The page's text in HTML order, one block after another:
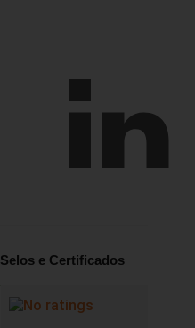
Selos e Certificados